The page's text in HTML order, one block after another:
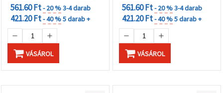
561.60 Ft- 20 %3-4 darab
421.20 Ft- 40 %5 darab +
VÁSÁROL
561.60 Ft- 20 %3-4 darab
421.20 Ft- 40 %5 darab +
VÁSÁROL